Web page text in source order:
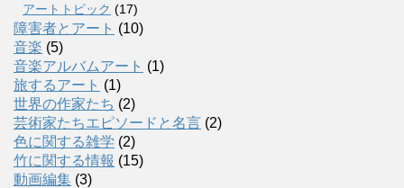
アートトピック (17)
障害者とアート (10)
音楽 (5)
音楽アルバムアート (1)
旅するアート (1)
世界の作家たち (2)
芸術家たちエピソードと名言 (2)
色に関する雑学 (2)
竹に関する情報 (15)
動画編集 (3)